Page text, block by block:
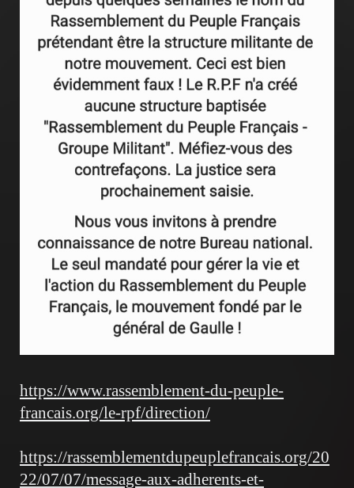
https://www.rassemblement-du-peuple-
francais.org/le-rpf/direction/
https://rassemblementdupeuplefrancais.org/20
22/07/07/message-aux-adherents-et-